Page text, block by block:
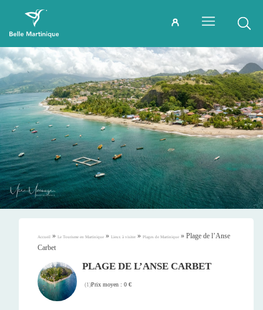
Accueil » Le Tourisme en Martinique » Lieux à visiter » Plages de Martinique » Plage de l’Anse
Carbet
PLAGE DE L’ANSE CARBET
(1)Prix moyen : 0 €